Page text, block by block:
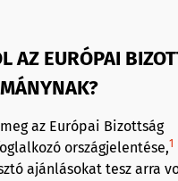
AZ EURÓPAI
az Európai Bizottság
országjelentése,1
ajánlásokat tesz arra